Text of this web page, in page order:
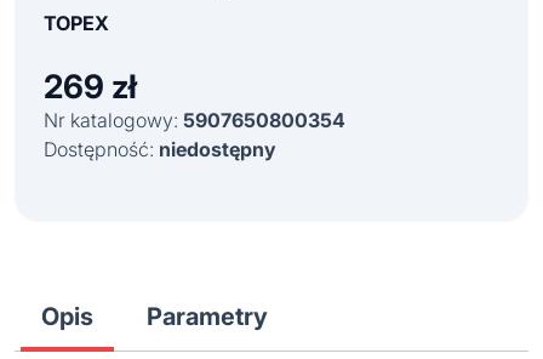
TOPEX
269 zł
Nr katalogowy: 5907650800354
Dostępność: niedostępny
Opis Parametry